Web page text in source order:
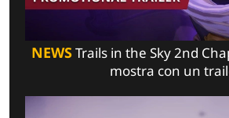
NEWSTrails in the Sky 2nd
mostra con un